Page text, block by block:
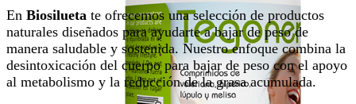
En Biosilueta te ofrecemos una selección de productos
naturales diseñados para ayudarte a bajar de peso de
manera saludable y sostenida. Nuestro enfoque combina la
desintoxicación del cuerpo para bajar de peso con el apoyo
al metabolismo y la reducción de la grasa acumulada.